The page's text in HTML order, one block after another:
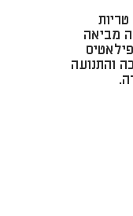
מביאה
והתנועה